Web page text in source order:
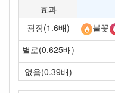
효과
굉장(1.6배)
불꽃
별로(0.625배)
없음(0.39배)